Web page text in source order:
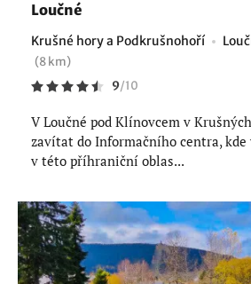
Loučné
Krušné hory a Podkrušnohoří
(8 km)
9/10
V Loučné pod Klínovcem v
zavítat do Informačního centra, kde
v této příhraniční oblas...